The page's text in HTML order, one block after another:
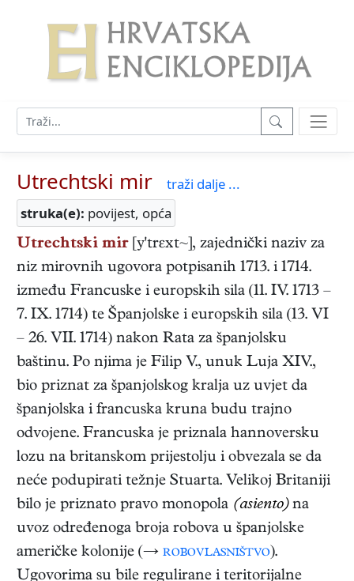
Utrechtski mir
traži dalje ...
struka(e): povijest, opća
Utrechtski mir [y'trεxt~], zajednički naziv za
niz mirovnih ugovora potpisanih 1713. i 1714.
između Francuske i europskih sila (11. IV. 1713 –
7. IX. 1714) te Španjolske i europskih sila (13. VI
– 26. VII. 1714) nakon Rata za španjolsku
baštinu. Po njima je Filip V., unuk Luja XIV.,
bio priznat za španjolskog kralja uz uvjet da
španjolska i francuska kruna budu trajno
odvojene. Francuska je priznala hannoversku
lozu na britanskom prijestolju i obvezala se da
neće podupirati težnje Stuarta. Velikoj Britaniji
bilo je priznato pravo monopola (asiento)na
uvoz određenoga broja robova u španjolske
američke kolonije (→ robovlasništvo).
Ugovorima su bile regulirane i teritorijalne